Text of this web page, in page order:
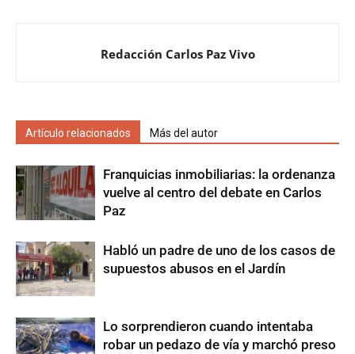
Redacción Carlos Paz Vivo
Artículo relacionados Más del autor
Franquicias inmobiliarias: la ordenanza
vuelve al centro del debate en Carlos
Paz
Habló un padre de uno de los casos de
supuestos abusos en el Jardín
Lo sorprendieron cuando intentaba
robar un pedazo de vía y marchó preso